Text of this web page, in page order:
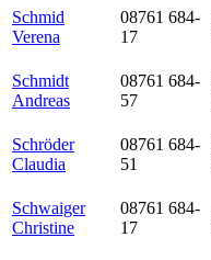
Schmid
Verena
08761 684-
17
Schmidt
Andreas
08761 684-
57
Schröder
Claudia
08761 684-
51
Schwaiger
Christine
08761 684-
17